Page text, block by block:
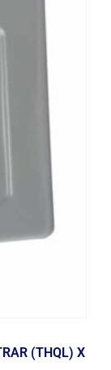
(THQL) X